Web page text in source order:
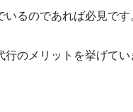
るのであれば必見です
のメリットを挙げてい